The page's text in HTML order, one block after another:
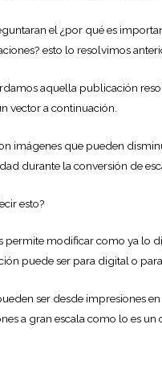
el ¿por qué es
esto lo resolvimos
aquella publicación
vector a continuación.
imágenes que pueden
durante la conversión de
esto?
permite modificar como ya lo
puede ser para digital o
ser desde impresiones
a gran escala como lo es un